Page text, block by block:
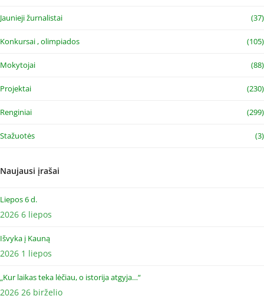
Jaunieji žurnalistai (37)
Konkursai , olimpiados (105)
Mokytojai (88)
Projektai (230)
Renginiai (299)
Stažuotės (3)
Naujausi įrašai
Liepos 6 d.
2026 6 liepos
Išvyka į Kauną
2026 1 liepos
„Kur laikas teka lėčiau, o istorija atgyja…“
2026 26 birželio